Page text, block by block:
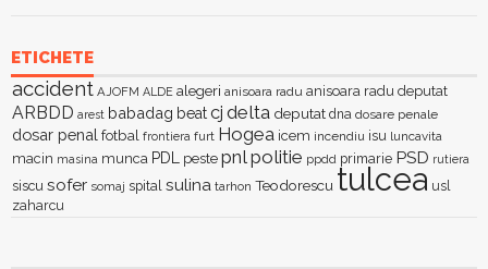
ETICHETE
accident AJOFM ALDE alegeri anisoara radu anisoara radu deputat
ARBDD arest babadag beatcj delta deputat dna dosare penale
dosar penal fotbal frontiera furt Hogea icem incendiu isu luncavita
macin masina munca PDL peste pnlpolitie ppdd primarie PSD rutiera
siscu sofer somaj spital sulina tarhon Teodorescu tulcea usl
zaharcu